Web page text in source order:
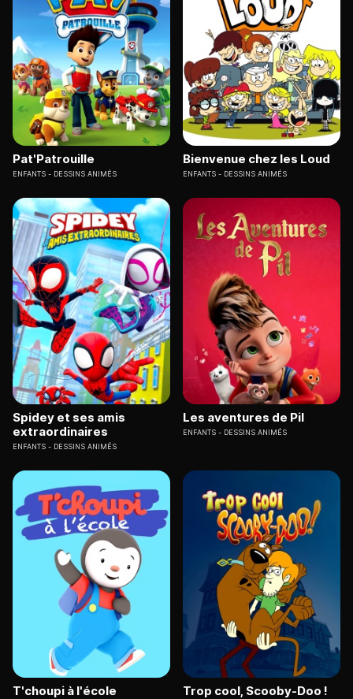
Pat'Patrouille
ENFANTS DESSINS ANIMÉS
Bienvenue chez les Loud
ENFANTS DESSINS ANIMÉS
Spidey et ses amis
extraordinaires
ENFANTS DESSINS ANIMÉS
Les aventures de Pil
ENFANTS DESSINS ANIMÉS
T'choupi à l'école Trop cool, Scooby-Doo !